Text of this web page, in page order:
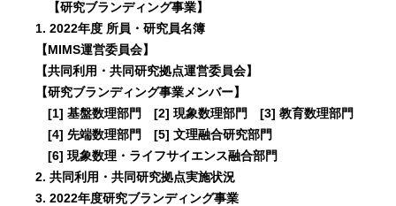
【研究ブランディング事業】
1. 2022年度 所員・研究員名簿
【MIMS運営委員会】
【共同利用・共同研究拠点運営委員会】
【研究ブランディング事業メンバー】
[1] 基盤数理部門 [2] 現象数理部門 [3] 教育数理部門
[4] 先端数理部門 [5] 文理融合研究部門
[6] 現象数理・ライフサイエンス融合部門
2. 共同利用・共同研究拠点実施状況
3. 2022年度研究ブランディング事業